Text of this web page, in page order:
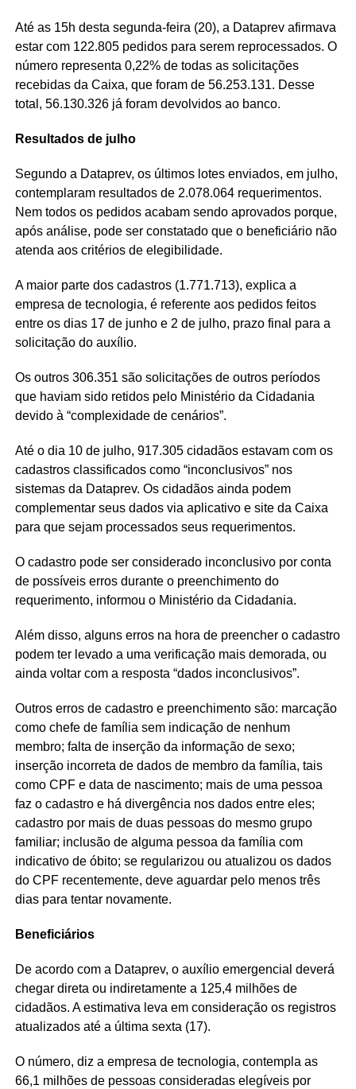
Até as 15h desta segunda-feira (20), a Dataprev afirmava
estar com 122.805 pedidos para serem reprocessados. O
número representa 0,22% de todas as solicitações
recebidas da Caixa, que foram de 56.253.131. Desse
total, 56.130.326 já foram devolvidos ao banco.
Resultados de julho
Segundo a Dataprev, os últimos lotes enviados, em julho,
contemplaram resultados de 2.078.064 requerimentos.
Nem todos os pedidos acabam sendo aprovados porque,
após análise, pode ser constatado que o beneficiário não
atenda aos critérios de elegibilidade.
A maior parte dos cadastros (1.771.713), explica a
empresa de tecnologia, é referente aos pedidos feitos
entre os dias 17 de junho e 2 de julho, prazo final para a
solicitação do auxílio.
Os outros 306.351 são solicitações de outros períodos
que haviam sido retidos pelo Ministério da Cidadania
devido à “complexidade de cenários”.
Até o dia 10 de julho, 917.305 cidadãos estavam com os
cadastros classificados como “inconclusivos” nos
sistemas da Dataprev. Os cidadãos ainda podem
complementar seus dados via aplicativo e site da Caixa
para que sejam processados seus requerimentos.
O cadastro pode ser considerado inconclusivo por conta
de possíveis erros durante o preenchimento do
requerimento, informou o Ministério da Cidadania.
Além disso, alguns erros na hora de preencher o cadastro
podem ter levado a uma verificação mais demorada, ou
ainda voltar com a resposta “dados inconclusivos”.
Outros erros de cadastro e preenchimento são: marcação
como chefe de família sem indicação de nenhum
membro; falta de inserção da informação de sexo;
inserção incorreta de dados de membro da família, tais
como CPF e data de nascimento; mais de uma pessoa
faz o cadastro e há divergência nos dados entre eles;
cadastro por mais de duas pessoas do mesmo grupo
familiar; inclusão de alguma pessoa da família com
indicativo de óbito; se regularizou ou atualizou os dados
do CPF recentemente, deve aguardar pelo menos três
dias para tentar novamente.
Beneficiários
De acordo com a Dataprev, o auxílio emergencial deverá
chegar direta ou indiretamente a 125,4 milhões de
cidadãos. A estimativa leva em consideração os registros
atualizados até a última sexta (17).
O número, diz a empresa de tecnologia, contempla as
66,1 milhões de pessoas consideradas elegíveis por